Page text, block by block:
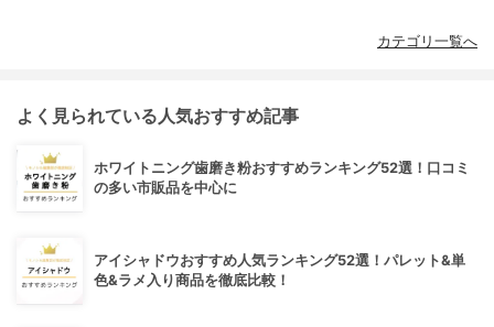
カテゴリ一覧へ
よく見られている人気おすすめ記事
ホワイトニング歯磨き粉おすすめランキング52選！口コミ
の多い市販品を中心に
アイシャドウおすすめ人気ランキング52選！パレット&単
色&ラメ入り商品を徹底比較！